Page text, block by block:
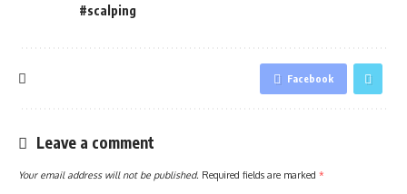
#scalping
Facebook
Leave a comment
Your email address will not be published. Required fields are marked *